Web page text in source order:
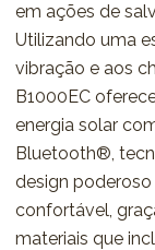
em ações de
Utilizando uma
vibração e aos
B1000EC
energia solar
Bluetooth®,
design
confortável,
materiais que